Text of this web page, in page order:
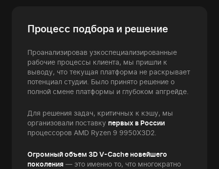
Процесс подбора и решение
Проанализировав узкоспециализированные
рабочие процессы клиента, мы пришли к
выводу, что текущая платформа не раскрывает
потенциал студии. Было принято решение о
полной смене платформы и глубоком апгрейде.
Для решения задач, критичных к кэшу, мы
организовали поставку первых в России
процессоров AMD Ryzen 9 9950X3D2.
Огромный объем 3D V-Cache новейшего
поколения — это именно то, что многократно